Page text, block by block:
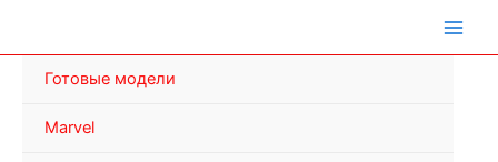
Готовые модели
Marvel